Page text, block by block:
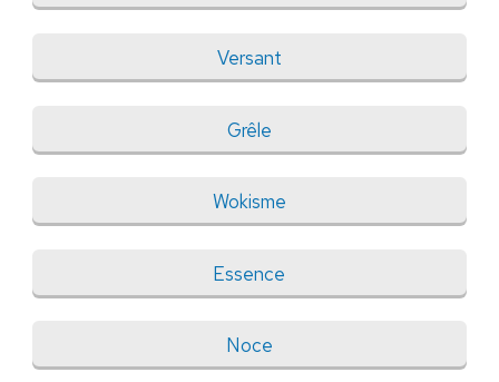
Versant
Grêle
Wokisme
Essence
Noce